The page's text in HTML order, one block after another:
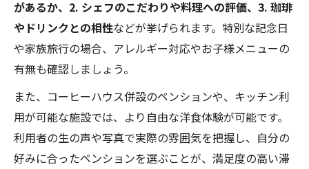
があるか、2. シェフのこだわりや料理への評価、3. 珈琲
やドリンクとの相性などが挙げられます。特別な記念日
や家族旅行の場合、アレルギー対応やお子様メニューの
有無も確認しましょう。
また、コーヒーハウス併設のペンションや、キッチン利
用が可能な施設では、より自由な洋食体験が可能です。
利用者の生の声や写真で実際の雰囲気を把握し、自分の
好みに合ったペンションを選ぶことが、満足度の高い滞